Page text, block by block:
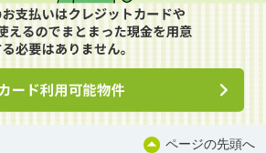
ページの先頭へ